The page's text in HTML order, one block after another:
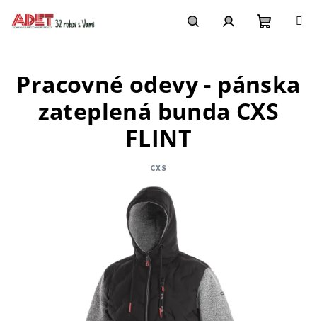
košík
Pracovné odevy - pánska
zateplená bunda CXS
FLINT
CXS